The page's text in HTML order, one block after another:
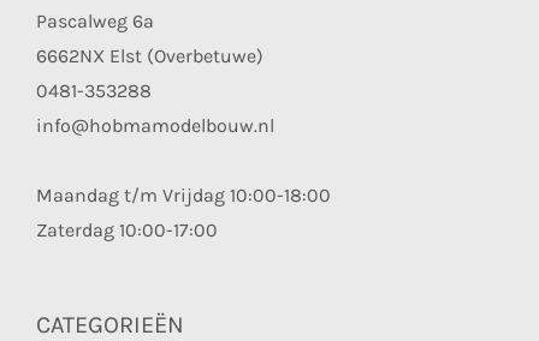
Pascalweg 6a
6662NX Elst (Overbetuwe)
0481-353288
info@hobmamodelbouw.nl
Maandag t/m Vrijdag 10:00-18:00
Zaterdag 10:00-17:00
CATEGORIEËN